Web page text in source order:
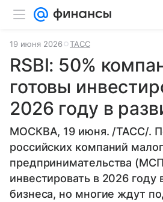
19 июня 2026 ТАСС
RSBI: 50%
готовы
2026 году в
МОСКВА, 19 июня. /ТАСС/.
российских компаний
предпринимательства
инвестировать в 2026 году
бизнеса, но многие ждут